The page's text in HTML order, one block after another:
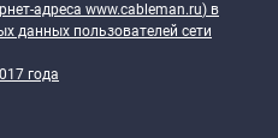
адреса www.cableman.ru) в
данных пользователей сети
года